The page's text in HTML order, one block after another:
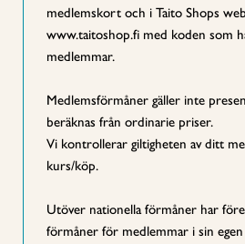
medlemskort och i Taito Shops
www.taitoshop.fi med koden som
medlemmar.
Medlemsförmåner gäller inte
beräknas från ordinarie priser.
Vi kontrollerar giltigheten av ditt
kurs/köp.
Utöver nationella förmåner har
förmåner för medlemmar i sin